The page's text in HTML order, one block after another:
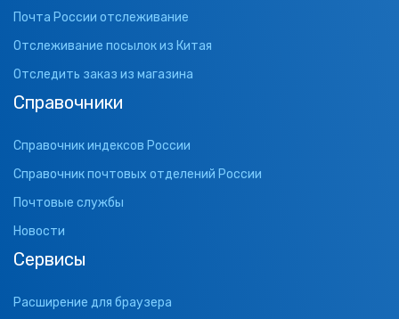
Почта России отслеживание
Отслеживание посылок из Китая
Отследить заказ из магазина
Справочники
Справочник индексов России
Справочник почтовых отделений России
Почтовые службы
Новости
Сервисы
Расширение для браузера